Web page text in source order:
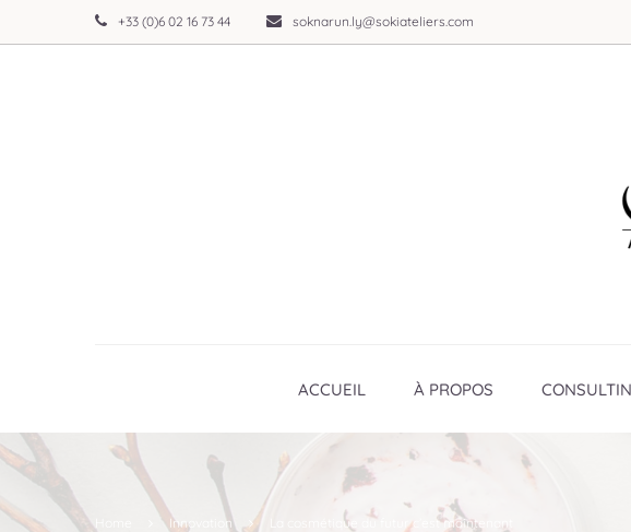
+33 (0)6 02 16 73 44 soknarun.ly@sokiateliers.com
ACCUEIL À PROPOS
Innovation La cosmétique du futur c’est maintenant